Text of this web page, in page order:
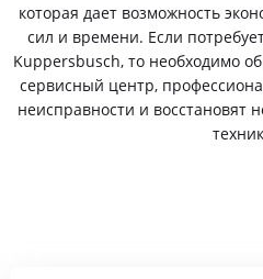
которая дает возможность
сил и времени. Если
Kuppersbusch, то необходимо
сервисный центр,
неисправности и восстановят